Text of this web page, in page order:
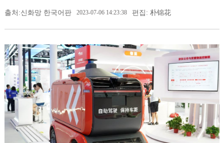
출처:신화망 한국어판 2023-07-06 14:23:38 편집: 朴锦花